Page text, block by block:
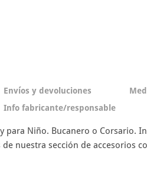
Envíos y devoluciones
Info fabricante/responsable
para Niño. Bucanero o Corsario.
nuestra sección de accesorios